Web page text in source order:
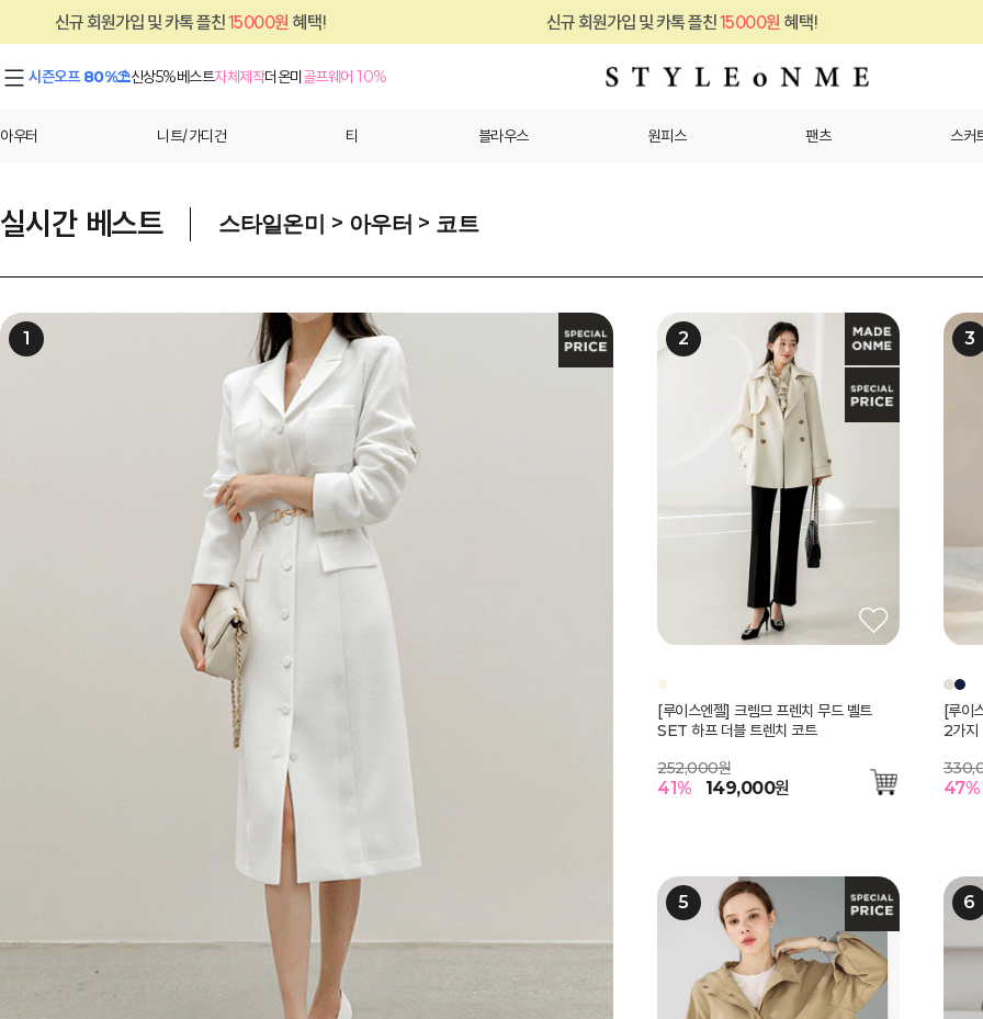
15000원혜택! 15000원혜택!
시즌오프 80%⛱신상5%베스트자체제작더온미골프웨어 10%
아우터 니트/가디건 티 블라우스 원피스 팬츠 스커
실시간 베스트 스타일온미 > 아우터 > 코트
[루이스엔젤] 크렘므 프렌치 무드 벨트
SET 하프 더블 트렌치 코트
252,000원
41 % 149,000원
[루이
2가지
47%